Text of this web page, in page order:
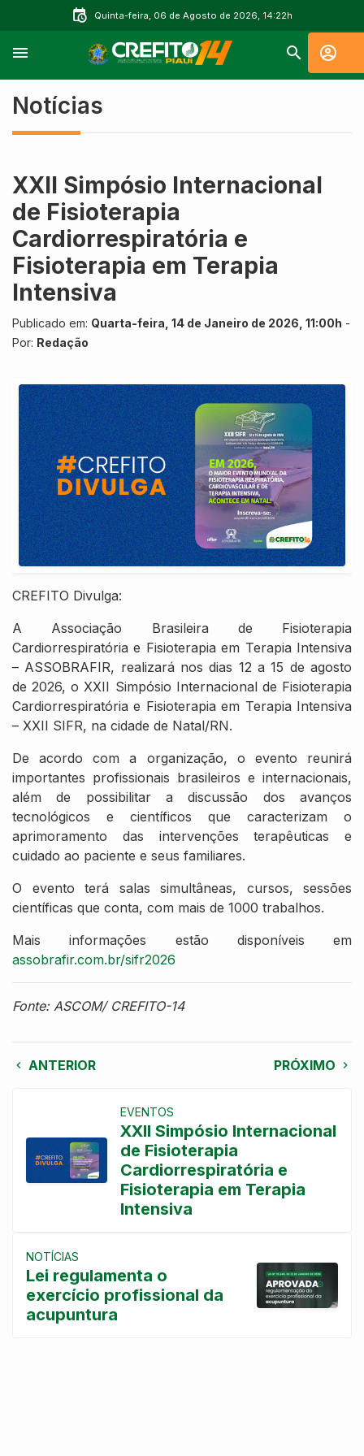
Quinta-feira, 06 de Agosto de 2026, 14:22h
Notícias
XXII Simpósio Internacional
de Fisioterapia
Cardiorrespiratória e
Fisioterapia em Terapia
Intensiva
Publicado em: Quarta-feira, 14 de Janeiro de 2026, 11:00h -
Por: Redação
CREFITO Divulga:
A Associação Brasileira de Fisioterapia
Cardiorrespiratória e Fisioterapia em Terapia Intensiva
– ASSOBRAFIR, realizará nos dias 12 a 15 de agosto
de 2026, o XXII Simpósio Internacional de Fisioterapia
Cardiorrespiratória e Fisioterapia em Terapia Intensiva
– XXII SIFR, na cidade de Natal/RN.
De acordo com a organização, o evento reunirá
importantes profissionais brasileiros e internacionais,
além de possibilitar a discussão dos avanços
tecnológicos e científicos que caracterizam o
aprimoramento das intervenções terapêuticas e
cuidado ao paciente e seus familiares.
O evento terá salas simultâneas, cursos, sessões
científicas que conta, com mais de 1000 trabalhos.
Mais informações estão disponíveis em
assobrafir.com.br/sifr2026
Fonte: ASCOM/ CREFITO-14
ANTERIOR PRÓXIMO
EVENTOS
XXII Simpósio Internacional
de Fisioterapia
Cardiorrespiratória e
Fisioterapia em Terapia
Intensiva
NOTÍCIAS
Lei regulamenta o
exercício profissional da
acupuntura